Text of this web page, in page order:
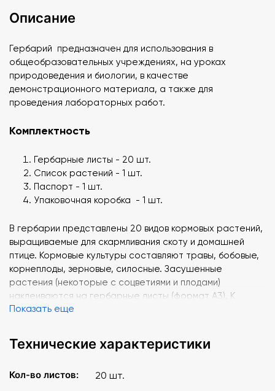
Описание
Гербарий предназначен для использования в
общеобразовательных учреждениях, на уроках
природоведения и биологии, в качестве
демонстрационного материала, а также для
проведения лабораторных работ.
Комплектность
Гербарные листы - 20 шт.
Список растений - 1 шт.
Паспорт - 1 шт.
Упаковочная коробка - 1 шт.
В гербарии представлены 20 видов кормовых растений,
выращиваемые для скармливания скоту и домашней
птице. Кормовые культуры составляют травы, бобовые,
корнеплоды, зерновые, силосные. Засушенные
растения (некоторые с соцветиями и плодами)
наклеиваются на гербарные листы (формат А3). К
гербарию прилагается список с наименованием
краткие описания растений.
Показать еще
Технические характеристики
Кол-во листов: 20 шт.